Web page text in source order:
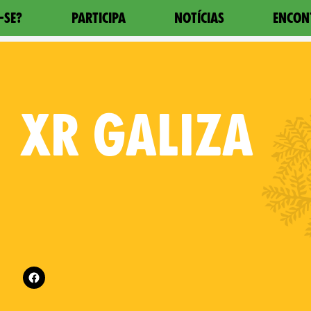
SE? PARTICIPA NOTÍCIAS
XR GALIZA
Follow XR Galiza on